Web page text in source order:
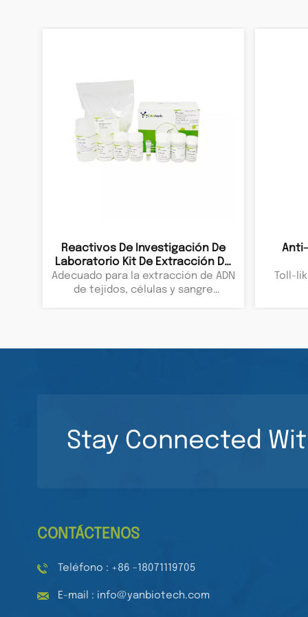
Reactivos De Investigación De
Laboratorio Kit De Extracción De
ADN Genómico De Tejidos, Células
Y Sangre Productos Químicos
Adecuado para la extracción de ADN
de tejidos, células y sangre
Toll-
Stay Connected
CONTÁCTENOS
Teléfono : +86 -18071119705
E-mail : info@yanbiotech.com